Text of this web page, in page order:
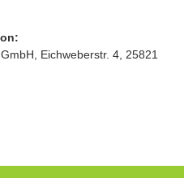
Eichweberstr. 4, 25821